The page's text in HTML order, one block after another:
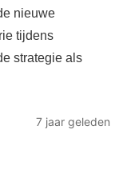
nieuwe
tijdens
strategie als
7 jaar geleden